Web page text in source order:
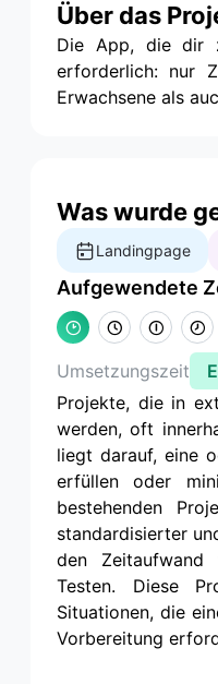
Über das
Die App, die dir
erforderlich: nur
Erwachsene als
Was wurde
Landingpage
Aufgewendete
Umsetzungszeit
Projekte, die in
werden, oft
liegt darauf, eine
erfüllen oder
bestehenden
standardisierter
den
Testen. Diese
Situationen, die
Vorbereitung